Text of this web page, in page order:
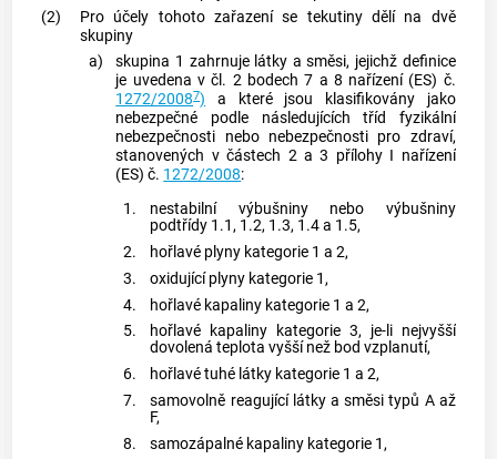
(2)
Pro účely tohoto zařazení se tekutiny dělí na dvě
skupiny
a)
skupina 1 zahrnuje látky a směsi, jejichž definice
je uvedena v čl. 2 bodech 7 a 8 nařízení (ES) č.
1272/20087) a které jsou klasifikovány jako
nebezpečné podle následujících tříd fyzikální
nebezpečnosti nebo nebezpečnosti pro zdraví,
stanovených v částech 2 a 3 přílohy I nařízení
(ES) č. 1272/2008:
1.
nestabilní výbušniny nebo výbušniny
podtřídy 1.1, 1.2, 1.3, 1.4 a 1.5,
2.
hořlavé plyny kategorie 1 a 2,
3.
oxidující plyny kategorie 1,
4.
hořlavé kapaliny kategorie 1 a 2,
5.
hořlavé kapaliny kategorie 3, je-li nejvyšší
dovolená teplota vyšší než bod vzplanutí,
6.
hořlavé tuhé látky kategorie 1 a 2,
7.
samovolně reagující látky a směsi typů A až
F,
8.
samozápalné kapaliny kategorie 1,